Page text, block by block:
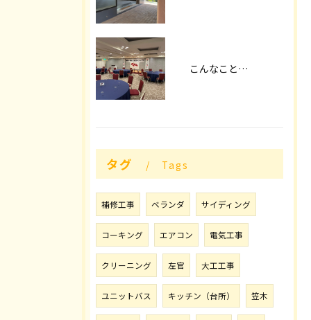
こんなことやってます！！
タグ Tags
補修工事 ベランダ サイディング
コーキング エアコン 電気工事
クリーニング 左官 大工工事
ユニットバス キッチン（台所） 笠木